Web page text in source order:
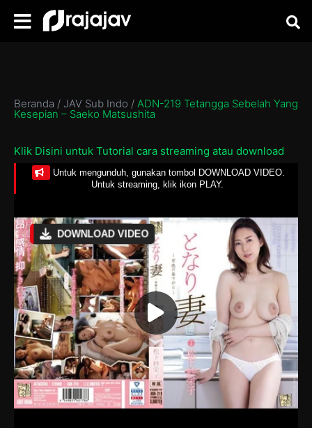
Beranda / JAV Sub Indo / ADN-219 Tetangga Sebelah Yang
Kesepian – Saeko Matsushita
Klik Disini untuk Tutorial cara streaming atau download